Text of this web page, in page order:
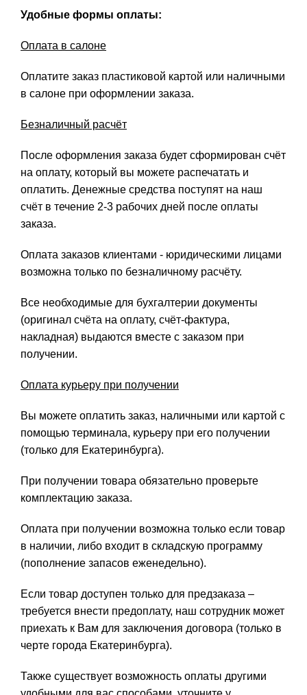
Удобные формы оплаты:
Оплата в салоне
Оплатите заказ пластиковой картой или наличными
в салоне при оформлении заказа.
Безналичный расчёт
После оформления заказа будет сформирован счёт
на оплату, который вы можете распечатать и
оплатить. Денежные средства поступят на наш
счёт в течение 2-3 рабочих дней после оплаты
заказа.
Оплата заказов клиентами - юридическими лицами
возможна только по безналичному расчёту.
Все необходимые для бухгалтерии документы
(оригинал счёта на оплату, счёт-фактура,
накладная) выдаются вместе с заказом при
получении.
Оплата курьеру при получении
Вы можете оплатить заказ, наличными или картой с
помощью терминала, курьеру при его получении
(только для Екатеринбурга).
При получении товара обязательно проверьте
комплектацию заказа.
Оплата при получении возможна только если товар
в наличии, либо входит в складскую программу
(пополнение запасов еженедельно).
Если товар доступен только для предзаказа –
требуется внести предоплату, наш сотрудник может
приехать к Вам для заключения договора (только в
черте города Екатеринбурга).
Также существует возможность оплаты другими